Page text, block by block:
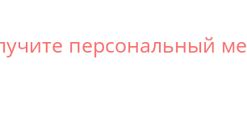
персональный